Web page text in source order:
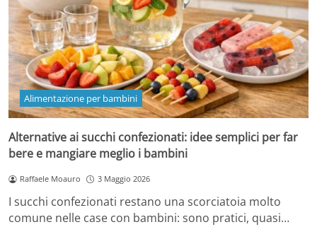
Alimentazione per bambini
Alternative ai succhi confezionati: idee semplici per far
bere e mangiare meglio i bambini
Raffaele Moauro 3 Maggio 2026
I succhi confezionati restano una scorciatoia molto
comune nelle case con bambini: sono pratici, quasi…